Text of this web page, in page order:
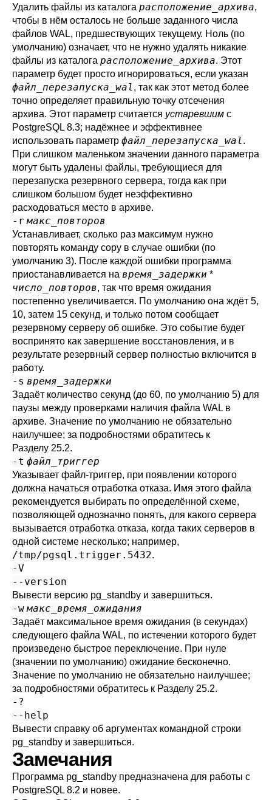
Удалить файлы из каталога расположение_архива,
чтобы в нём осталось не больше заданного числа
файлов WAL, предшествующих текущему. Ноль (по
умолчанию) означает, что не нужно удалять никакие
файлы из каталога расположение_архива. Этот
параметр будет просто игнорироваться, если указан
файл_перезапуска_wal, так как этот метод более
точно определяет правильную точку отсечения
архива. Этот параметр считается устаревшим с
PostgreSQL 8.3; надёжнее и эффективнее
использовать параметр файл_перезапуска_wal.
При слишком маленьком значении данного параметра
могут быть удалены файлы, требующиеся для
перезапуска резервного сервера, тогда как при
слишком большом будет неэффективно
расходоваться место в архиве.
-r макс_повторов
Устанавливает, сколько раз максимум нужно
повторять команду copy в случае ошибки (по
умолчанию 3). После каждой ошибки программа
приостанавливается на время_задержки *
число_повторов, так что время ожидания
постепенно увеличивается. По умолчанию она ждёт 5,
10, затем 15 секунд, и только потом сообщает
резервному серверу об ошибке. Это событие будет
воспринято как завершение восстановления, и в
результате резервный сервер полностью включится в
работу.
-s время_задержки
Задаёт количество секунд (до 60, по умолчанию 5) для
паузы между проверками наличия файла WAL в
архиве. Значение по умолчанию не обязательно
наилучшее; за подробностями обратитесь к
Разделу 25.2.
-t файл_триггер
Указывает файл-триггер, при появлении которого
должна начаться отработка отказа. Имя этого файла
рекомендуется выбирать по определённой схеме,
позволяющей однозначно понять, для какого сервера
вызывается отработка отказа, когда таких серверов в
одной системе несколько; например,
/tmp/pgsql.trigger.5432.
-V
--version
Вывести версию pg_standby и завершиться.
-w макс_время_ожидания
Задаёт максимальное время ожидания (в секундах)
следующего файла WAL, по истечении которого будет
произведено быстрое переключение. При нуле
(значении по умолчанию) ожидание бесконечно.
Значение по умолчанию не обязательно наилучшее;
за подробностями обратитесь к Разделу 25.2.
-?
--help
Вывести справку об аргументах командной строки
pg_standby и завершиться.
Замечания
Программа pg_standby предназначена для работы с
PostgreSQL 8.2 и новее.